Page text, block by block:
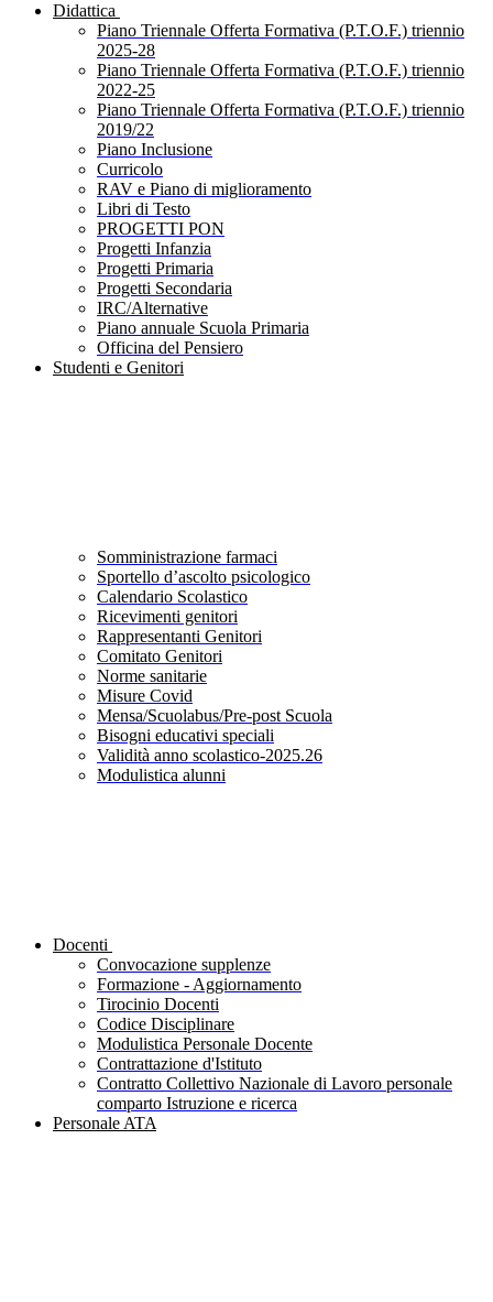
Didattica
Piano Triennale Offerta Formativa (P.T.O.F.) triennio
2025-28
Piano Triennale Offerta Formativa (P.T.O.F.) triennio
2022-25
Piano Triennale Offerta Formativa (P.T.O.F.) triennio
2019/22
Piano Inclusione
Curricolo
RAV e Piano di miglioramento
Libri di Testo
PROGETTI PON
Progetti Infanzia
Progetti Primaria
Progetti Secondaria
IRC/Alternative
Piano annuale Scuola Primaria
Officina del Pensiero
Studenti e Genitori
Somministrazione farmaci
Sportello d’ascolto psicologico
Calendario Scolastico
Ricevimenti genitori
Rappresentanti Genitori
Comitato Genitori
Norme sanitarie
Misure Covid
Mensa/Scuolabus/Pre-post Scuola
Bisogni educativi speciali
Validità anno scolastico-2025.26
Modulistica alunni
Docenti
Convocazione supplenze
Formazione - Aggiornamento
Tirocinio Docenti
Codice Disciplinare
Modulistica Personale Docente
Contrattazione d'Istituto
Contratto Collettivo Nazionale di Lavoro personale
comparto Istruzione e ricerca
Personale ATA